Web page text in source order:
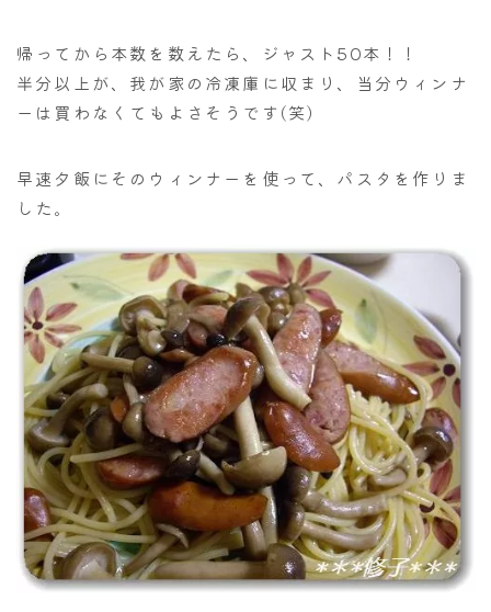
帰ってから本数を数えたら、ジャスト50本！！
半分以上が、我が家の冷凍庫に収まり、当分ウィンナ
ーは買わなくてもよさそうです(笑)
早速夕飯にそのウィンナーを使って、パスタを作りま
した。